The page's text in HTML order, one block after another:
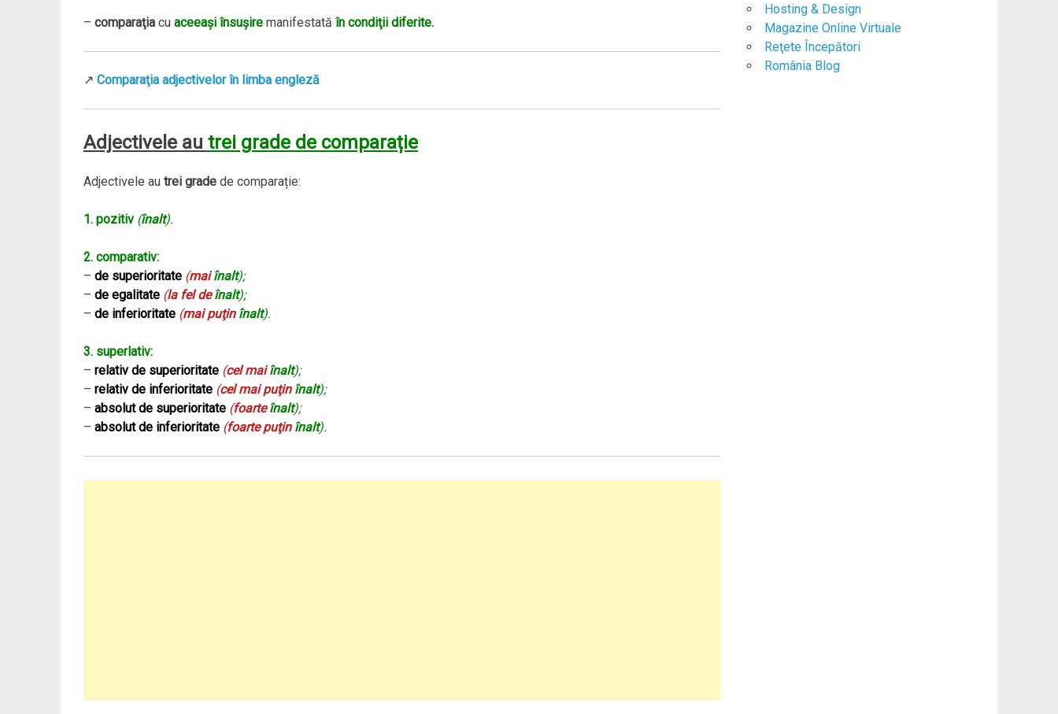
– comparaţiacu aceeaşi însuşiremanifestată în condiţii diferite.
↗ Comparaţia adjectivelor în limba engleză
Adjectivele au trei grade de comparație
Adjectivele au trei gradede comparație:
1. pozitiv(înalt).
2. comparativ:
– de superioritate(mai înalt);
– de egalitate(la fel de înalt);
– de inferioritate(mai puţin înalt).
3. superlativ:
– relativ de superioritate (cel maiînalt);
– relativ de inferioritate (cel mai puţin înalt);
– absolut de superioritate (foarteînalt);
– absolut de inferioritate (foarte puţin înalt).
Hosting & Design
Magazine Online Virtuale
Reţete Începători
România Blog